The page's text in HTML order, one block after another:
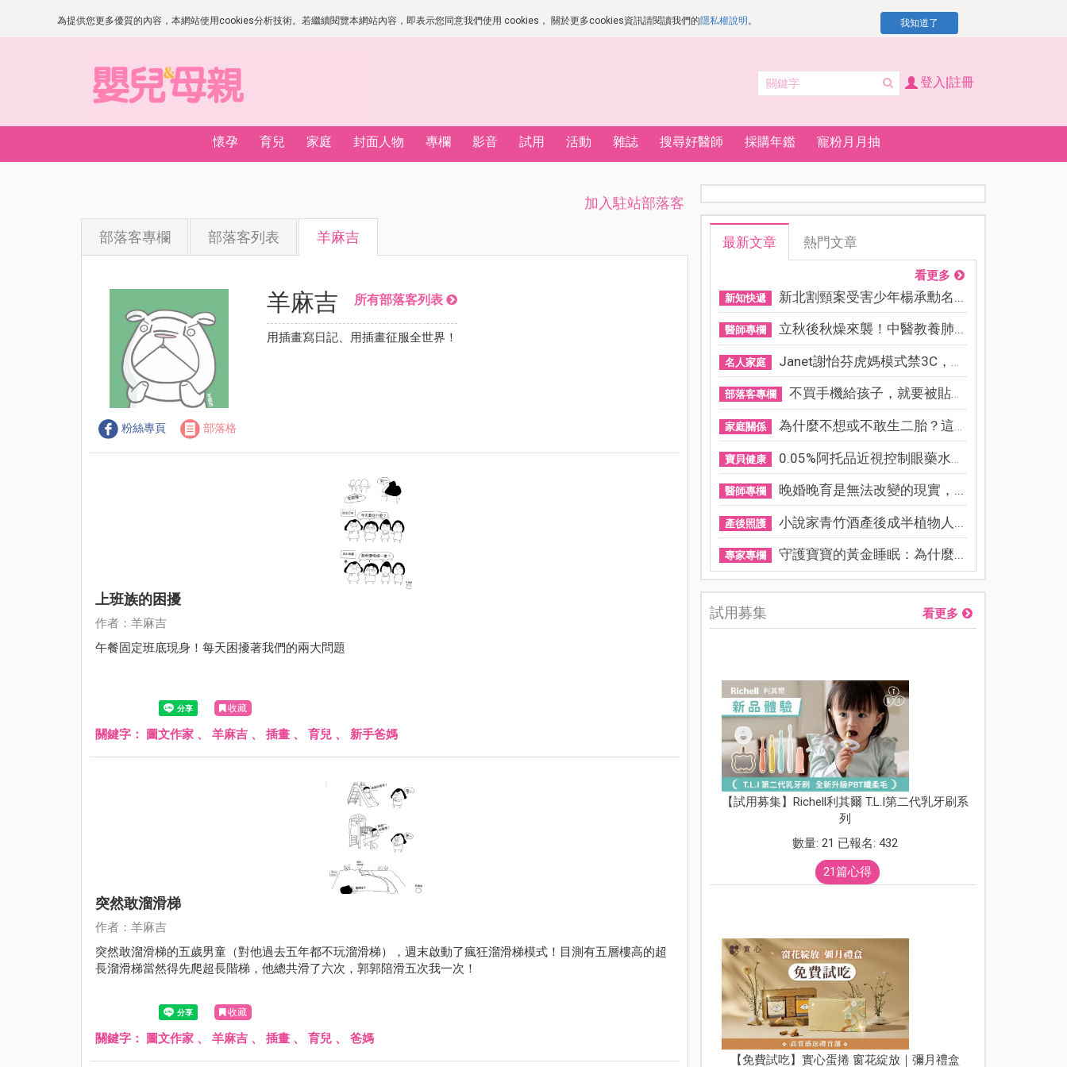
為提供您更多優質的內容，本網站使用cookies分析技術。若繼續閱覽本網站內容，即表示您同意我們使用 cookies， 關於更多cookies資訊請閱讀我們的隱私權說明 。 我知道了
登入|註冊
懷孕 育兒 家庭 封面人物 專欄 影音 試用 活動 雜誌 搜尋好醫師 採購年鑑 寵粉月月抽
加入駐站部落客
部落客專欄 部落客列表 羊麻吉
粉絲專頁 部落格
羊麻吉 所有部落客列表
用插畫寫日記、用插畫征服全世界！
上班族的困擾
作者：羊麻吉
午餐固定班底現身！每天困擾著我們的兩大問題
收藏
關鍵字： 圖文作家 、 羊麻吉 、 插畫 、 育兒 、 新手爸媽
突然敢溜滑梯
作者：羊麻吉
突然敢溜滑梯的五歲男童（對他過去五年都不玩溜滑梯），週末啟動了瘋狂溜滑梯模式！目測有五層樓高的超
長溜滑梯當然得先爬超長階梯，他總共滑了六次，郭郭陪滑五次我一次！
收藏
關鍵字： 圖文作家 、 羊麻吉 、 插畫 、 育兒 、 爸媽
最新文章 熱門文章
看更多
新知快遞 新北割頸案受害少年楊承勳名...
醫師專欄 立秋後秋燥來襲！中醫教養肺...
名人家庭 Janet謝怡芬虎媽模式禁3C，看...
部落客專欄 不買手機給孩子，就要被貼「...
家庭關係 為什麼不想或不敢生二胎？這8...
寶貝健康 0.05%阿托品近視控制眼藥水納...
醫師專欄 晚婚晚育是無法改變的現實，...
產後照護 小說家青竹酒產後成半植物人...
專家專欄 守護寶寶的黃金睡眠：為什麼...
試用募集 看更多
【試用募集】Richell利其爾 T.L.I第二代乳牙刷系
列
數量: 21 已報名: 432
21篇心得
【免費試吃】實心蛋捲 窗花綻放｜彌月禮盒